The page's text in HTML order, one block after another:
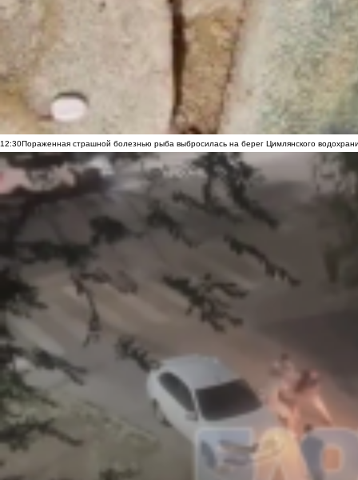
12:30Пораженная страшной болезнью рыба выбросилась на берег Цимлянского